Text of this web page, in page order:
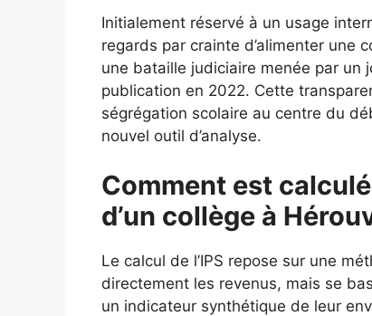
Initialement réservé à un usage
regards par crainte d’alimenter une
une bataille judiciaire menée par
publication en 2022. Cette
ségrégation scolaire au centre du
nouvel outil d’analyse.
Comment est
d’un collège à
Le calcul de l’IPS repose sur une
directement les revenus, mais se
un indicateur synthétique de leur